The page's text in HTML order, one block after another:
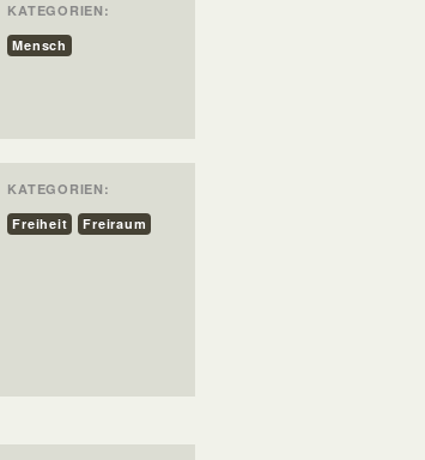
KATEGORIEN:
Mensch
KATEGORIEN:
Freiheit
Freiraum